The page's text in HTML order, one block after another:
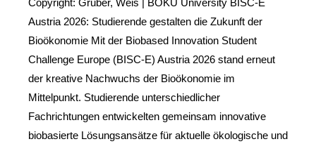
Copyright: Gruber, Weis | BOKU University BISC-E
Austria 2026: Studierende gestalten die Zukunft der
Bioökonomie Mit der Biobased Innovation Student
Challenge Europe (BISC-E) Austria 2026 stand erneut
der kreative Nachwuchs der Bioökonomie im
Mittelpunkt. Studierende unterschiedlicher
Fachrichtungen entwickelten gemeinsam innovative
biobasierte Lösungsansätze für aktuelle ökologische und